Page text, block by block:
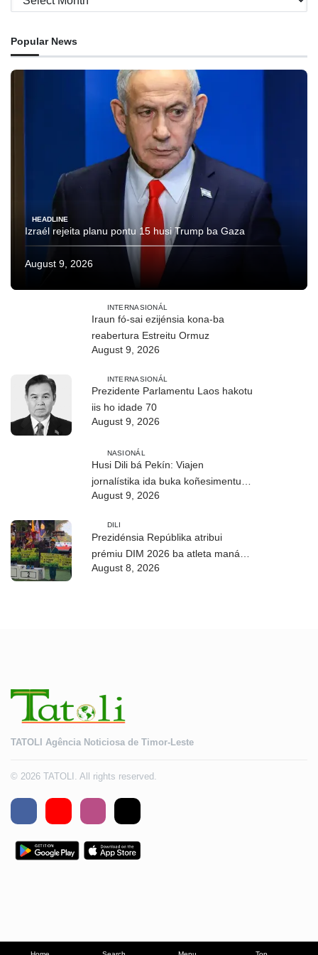
Popular News
HEADLINE
Izraél rejeita planu pontu 15 husi Trump ba Gaza
August 9, 2026
INTERNASIONÁL
Iraun fó-sai ezijénsia kona-ba
reabertura Estreitu Ormuz
August 9, 2026
INTERNASIONÁL
Prezidente Parlamentu Laos hakotu
iis ho idade 70
August 9, 2026
NASIONÁL
Husi Dili bá Pekín: Viajen
jornalístika ida buka koñesimentu
foun (Parte I)
August 9, 2026
DILI
Prezidénsia Repúblika atribui
prémiu DIM 2026 ba atleta manán-
na’in sira
August 8, 2026
TATOLI Agência Noticiosa de Timor-Leste
© 2026 TATOLI. All rights reserved.